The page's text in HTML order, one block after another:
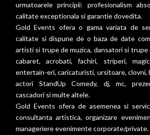
urmatoarele principii: profesionalism
calitate exceptionala si garantie dovedita.
Gold Events ofera o gama variata de
calitate si dispune de o baza de date
artisti si trupe de muzica, dansatori si trupe
cabaret, acrobati, fachiri, striperi,
entertain-eri, caricaturisti, ursitoare, clovni,
actori StandUp Comedy, dj, mc,
cascadori si multe altele.
Gold Events ofera de asemenea si
consultanta artistica, organizare
manageriere evenimente corporate/private.